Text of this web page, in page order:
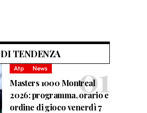
DI TENDENZA
Atp News
Masters 1000 Montreal
2026: programma, orario e
ordine di gioco venerdì 7